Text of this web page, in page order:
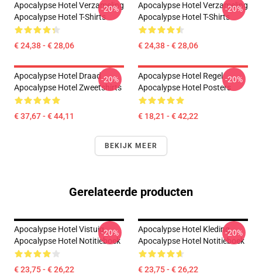
Apocalypse Hotel Verzameling
Apocalypse Hotel T-Shirts
€ 24,38 - € 28,06
-20%
Apocalypse Hotel Verzameling
Apocalypse Hotel T-Shirts
€ 24,38 - € 28,06
-20%
Apocalypse Hotel Draad
Apocalypse Hotel Zweetshirts
€ 37,67 - € 44,11
-20%
Apocalypse Hotel Regel
Apocalypse Hotel Posters
€ 18,21 - € 42,22
-20%
BEKIJK MEER
Gerelateerde producten
Apocalypse Hotel Vistuig
Apocalypse Hotel Notitieboek
€ 23,75 - € 26,22
-20%
Apocalypse Hotel Kleding
Apocalypse Hotel Notitieboek
€ 23,75 - € 26,22
-20%